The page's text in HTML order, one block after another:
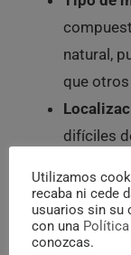
natural,
que
difíciles
caries ha
Utilizamos
recaba ni cede
usuarios sin su
con una
conozcas.